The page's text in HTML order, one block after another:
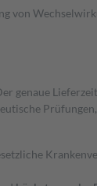
genaue